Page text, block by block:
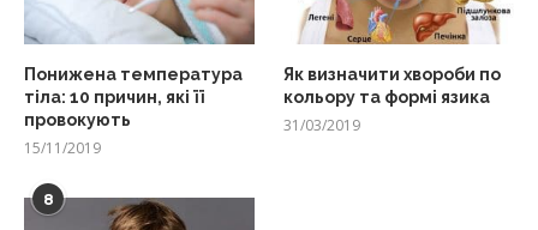
Понижена температура
тіла: 10 причин, які її
провокують
15/11/2019
Як визначити хвороби по
кольору та формі язика
31/03/2019
8